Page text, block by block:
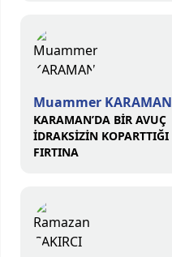
Muammer KARAMAN
KARAMAN’DA BİR AVUÇ
İDRAKSİZİN KOPARTTIĞI
FIRTINA